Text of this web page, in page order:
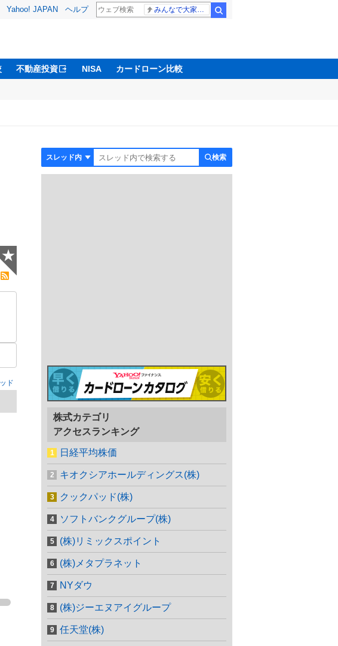
Yahoo! JAPAN ヘルプ
不動産投資 NISA カードローン比較
検索
★
ド
株式カテゴリ
アクセスランキング
日経平均株価
キオクシアホールディングス(株)
クックパッド(株)
ソフトバンクグループ(株)
(株)リミックスポイント
(株)メタプラネット
NYダウ
(株)ジーエヌアイグループ
任天堂(株)